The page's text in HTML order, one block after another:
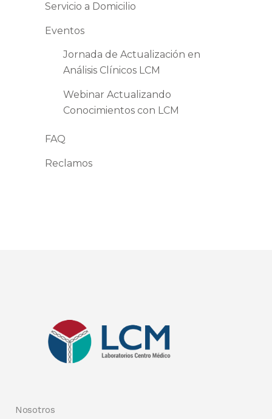
Servicio a Domicilio
Eventos
Jornada de Actualización en
Análisis Clínicos LCM
Webinar Actualizando
Conocimientos con LCM
FAQ
Reclamos
Nosotros